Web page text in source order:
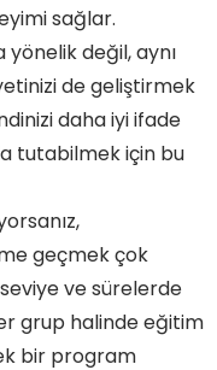
sağlar.
yönelik değil, aynı
de geliştirmek
daha iyi ifade
tutabilmek için bu
geçmek çok
ve sürelerde
grup halinde eğitim
bir program